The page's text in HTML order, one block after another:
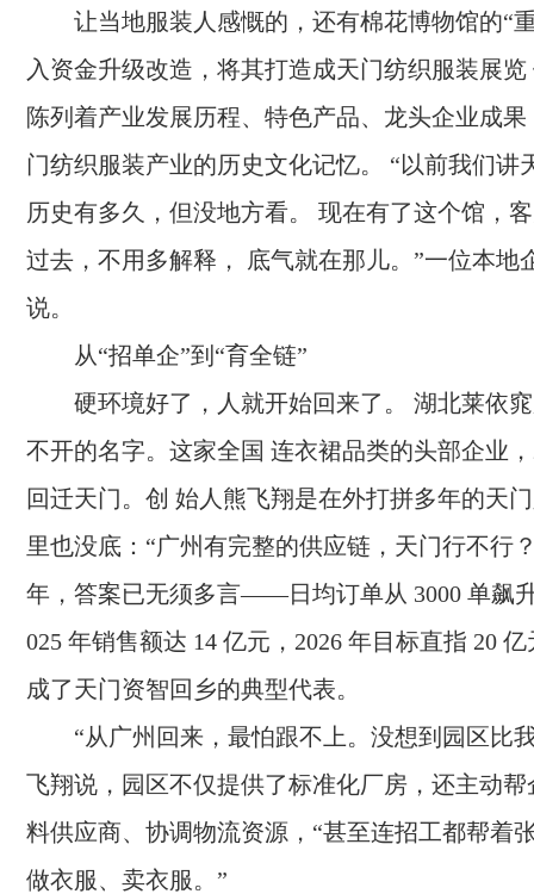
让当地服装人感慨的，还有棉花博物馆的“
入资金升级改造，将其打造成天门纺织服装展
陈列着产业发展历程、特色产品、龙头企业成
门纺织服装产业的历史文化记忆。 “以前我们讲
历史有多久，但没地方看。 现在有了这个馆，
过去，不用多解释， 底气就在那儿。”一位本地
说。
从“招单企”到“育全链”
硬环境好了，人就开始回来了。 湖北莱依
不开的名字。这家全国 连衣裙品类的头部企业
回迁天门。创 始人熊飞翔是在外打拼多年的天
里也没底：“广州有完整的供应链，天门行不行
年，答案已无须多言——日均订单从 3000 单飙
025 年销售额达 14 亿元，2026 年目标直指 20
成了天门资智回乡的典型代表。
“从广州回来，最怕跟不上。没想到园区比
飞翔说，园区不仅提供了标准化厂房，还主动
料供应商、协调物流资源，“甚至连招工都帮着
做衣服、卖衣服。”